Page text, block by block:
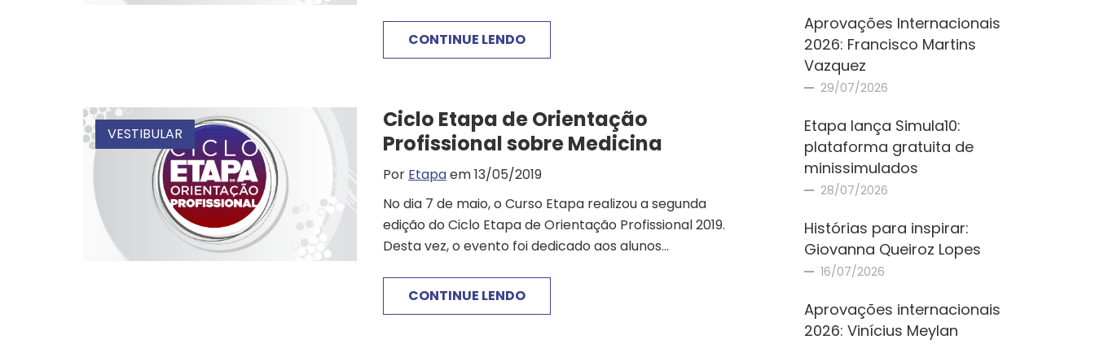
CONTINUE LENDO
VESTIBULAR
Ciclo Etapa de Orientação
Profissional sobre Medicina
Por Etapaem 13/05/2019
No dia 7 de maio, o Curso Etapa realizou a segunda
edição do Ciclo Etapa de Orientação Profissional 2019.
Desta vez, o evento foi dedicado aos alunos...
CONTINUE LENDO
Aprovações Internacionais
2026: Francisco Martins
Vazquez
29/07/2026
Etapa lança Simula10:
plataforma gratuita de
minissimulados
28/07/2026
Histórias para inspirar:
Giovanna Queiroz Lopes
16/07/2026
Aprovações internacionais
2026: Vinícius Meylan